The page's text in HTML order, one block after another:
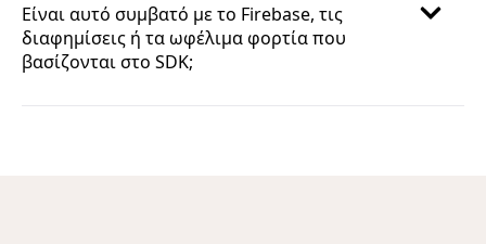
Είναι αυτό συμβατό με το Firebase, τις
διαφημίσεις ή τα ωφέλιμα φορτία που
βασίζονται στο SDK;